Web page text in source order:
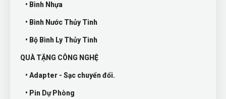
• Bình Nhựa
• Bình Nước Thủy Tinh
• Bộ Bình Ly Thủy Tinh
QUÀ TẶNG CÔNG NGHỆ
• Adapter - Sạc chuyển đổi.
• Pin Dự Phòng